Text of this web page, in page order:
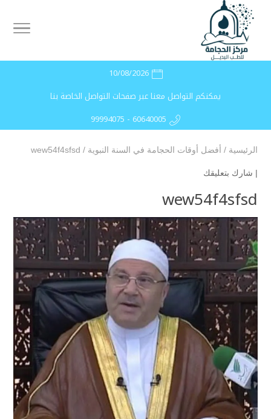
10/08/2026
يمكنكم التواصل معنا عبر صفحات التواصل الخاصة بنا
99994075 - 60640005
الرئيسية / أفضل أوقات الحجامة في السنة النبوية /
wew54f4sfsd
| شارك بتعليقك
wew54f4sfsd